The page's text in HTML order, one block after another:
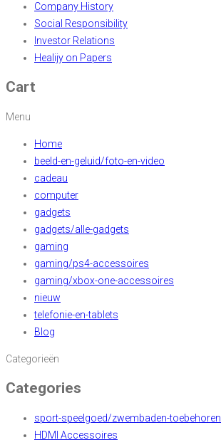
Company History
Social Responsibility
Investor Relations
Healijy on Papers
Cart
Menu
Home
beeld-en-geluid/foto-en-video
cadeau
computer
gadgets
gadgets/alle-gadgets
gaming
gaming/ps4-accessoires
gaming/xbox-one-accessoires
nieuw
telefonie-en-tablets
Blog
Categorieën
Categories
sport-speelgoed/zwembaden-toebehoren
HDMI Accessoires